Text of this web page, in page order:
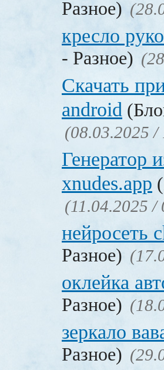
Разное)
кресло
- Разное)
Скачать
android
(08.03.2025 /
Генератор
xnudes.app
(11.04.2025 /
нейросеть
Разное)
оклейка
Разное)
зеркало
Разное)